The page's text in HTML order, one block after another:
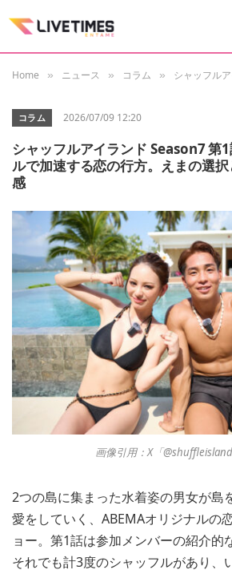
Home » ニュース » コラム » シャッフルアイランド Season7 第1
コラム 2026/07/09 12:20
シャッフルアイランド Season7 第
ルで加速する恋の行方。えまの選
感
画像引用：X「
2つの島に集まった水着姿の男女が島
愛をしていく、ABEMAオリジナルの
ョー。第1話は参加メンバーの紹介的
それでも計3度のシャッフルがあり、